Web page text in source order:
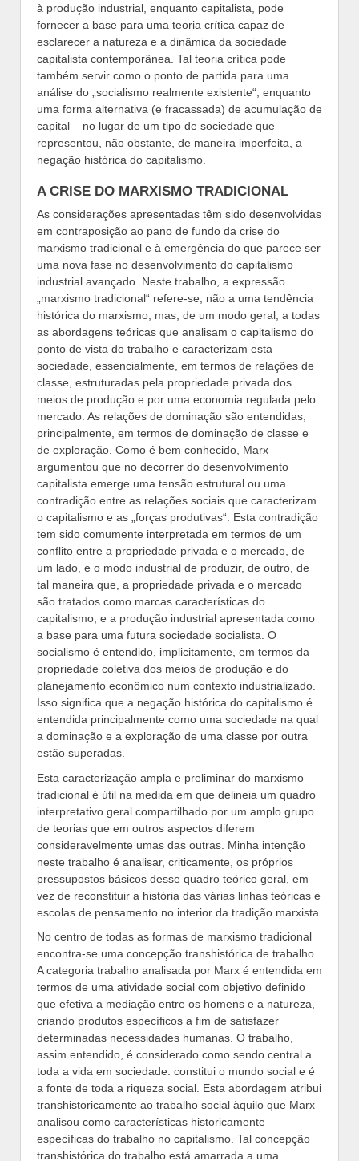
à produção industrial, enquanto capitalista, pode
fornecer a base para uma teoria crítica capaz de
esclarecer a natureza e a dinâmica da sociedade
capitalista contemporânea. Tal teoria crítica pode
também servir como o ponto de partida para uma
análise do „socialismo realmente existente“, enquanto
uma forma alternativa (e fracassada) de acumulação de
capital – no lugar de um tipo de sociedade que
representou, não obstante, de maneira imperfeita, a
negação histórica do capitalismo.
A CRISE DO MARXISMO TRADICIONAL
As considerações apresentadas têm sido desenvolvidas
em contraposição ao pano de fundo da crise do
marxismo tradicional e à emergência do que parece ser
uma nova fase no desenvolvimento do capitalismo
industrial avançado. Neste trabalho, a expressão
„marxismo tradicional“ refere-se, não a uma tendência
histórica do marxismo, mas, de um modo geral, a todas
as abordagens teóricas que analisam o capitalismo do
ponto de vista do trabalho e caracterizam esta
sociedade, essencialmente, em termos de relações de
classe, estruturadas pela propriedade privada dos
meios de produção e por uma economia regulada pelo
mercado. As relações de dominação são entendidas,
principalmente, em termos de dominação de classe e
de exploração. Como é bem conhecido, Marx
argumentou que no decorrer do desenvolvimento
capitalista emerge uma tensão estrutural ou uma
contradição entre as relações sociais que caracterizam
o capitalismo e as „forças produtivas“. Esta contradição
tem sido comumente interpretada em termos de um
conflito entre a propriedade privada e o mercado, de
um lado, e o modo industrial de produzir, de outro, de
tal maneira que, a propriedade privada e o mercado
são tratados como marcas características do
capitalismo, e a produção industrial apresentada como
a base para uma futura sociedade socialista. O
socialismo é entendido, implicitamente, em termos da
propriedade coletiva dos meios de produção e do
planejamento econômico num contexto industrializado.
Isso significa que a negação histórica do capitalismo é
entendida principalmente como uma sociedade na qual
a dominação e a exploração de uma classe por outra
estão superadas.
Esta caracterização ampla e preliminar do marxismo
tradicional é útil na medida em que delineia um quadro
interpretativo geral compartilhado por um amplo grupo
de teorias que em outros aspectos diferem
consideravelmente umas das outras. Minha intenção
neste trabalho é analisar, criticamente, os próprios
pressupostos básicos desse quadro teórico geral, em
vez de reconstituir a história das várias linhas teóricas e
escolas de pensamento no interior da tradição marxista.
No centro de todas as formas de marxismo tradicional
encontra-se uma concepção transhistórica de trabalho.
A categoria trabalho analisada por Marx é entendida em
termos de uma atividade social com objetivo definido
que efetiva a mediação entre os homens e a natureza,
criando produtos específicos a fim de satisfazer
determinadas necessidades humanas. O trabalho,
assim entendido, é considerado como sendo central a
toda a vida em sociedade: constitui o mundo social e é
a fonte de toda a riqueza social. Esta abordagem atribui
transhistoricamente ao trabalho social àquilo que Marx
analisou como características historicamente
específicas do trabalho no capitalismo. Tal concepção
transhistórica do trabalho está amarrada a uma